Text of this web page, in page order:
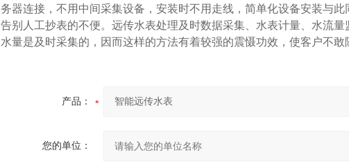
务器连接，不用中间采集设备，安装时不用走线，简单化设备安装与
告别人工抄表的不便。远传水表处理及时数据采集、水表计量、水流
水量是及时采集的，因而这样的方法有着较强的震慑功效，使客户不
产品：
您的单位：